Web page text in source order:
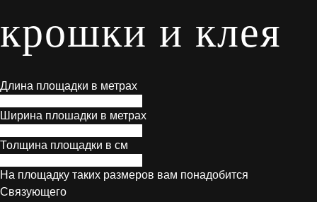
крошки и клея
Длина площадки в метрах
Ширина плошадки в метрах
Толщина площадки в см
На площадку таких размеров вам понадобится
Связующего